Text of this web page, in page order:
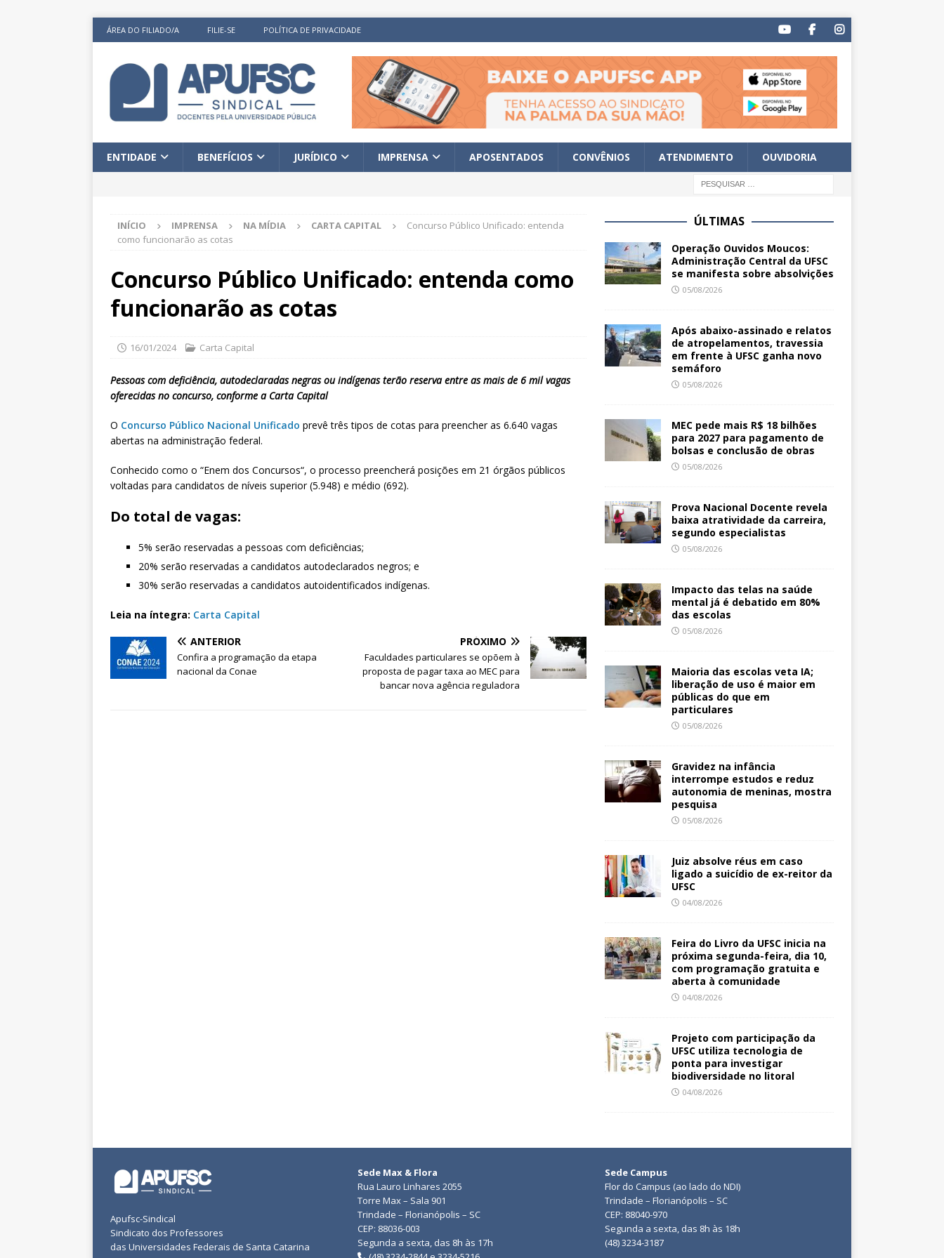
ÁREA DO FILIADO/A FILIE-SE POLÍTICA DE PRIVACIDADE
ENTIDADE BENEFÍCIOS JURÍDICO IMPRENSA APOSENTADOS CONVÊNIOS ATENDIMENTO OUVIDORIA
INÍCIO IMPRENSA NA MÍDIA CARTA CAPITAL
Concurso Público Unificado: entenda
como funcionarão as cotas
Concurso Público Unificado: entenda como
funcionarão as cotas
16/01/2024 Carta Capital
Pessoas com deficiência, autodeclaradas negras ou indígenas terão reserva entre as mais de 6 mil vagas
oferecidas no concurso, conforme a Carta Capital
O Concurso Público Nacional Unificado prevê três tipos de cotas para preencher as 6.640 vagas
abertas na administração federal.
Conhecido como o “Enem dos Concursos“, o processo preencherá posições em 21 órgãos públicos
voltadas para candidatos de níveis superior (5.948) e médio (692).
Do total de vagas:
5% serão reservadas a pessoas com deficiências;
20% serão reservadas a candidatos autodeclarados negros; e
30% serão reservadas a candidatos autoidentificados indígenas.
Leia na íntegra: Carta Capital
ANTERIOR
Confira a programação da etapa
nacional da Conae
PRÓXIMO
Faculdades particulares se opõem à
proposta de pagar taxa ao MEC para
bancar nova agência reguladora
ÚLTIMAS
Operação Ouvidos Moucos:
Administração Central da UFSC
se manifesta sobre absolvições
05/08/2026
Após abaixo-assinado e relatos
de atropelamentos, travessia
em frente à UFSC ganha novo
semáforo
05/08/2026
MEC pede mais R$ 18 bilhões
para 2027 para pagamento de
bolsas e conclusão de obras
05/08/2026
Prova Nacional Docente revela
baixa atratividade da carreira,
segundo especialistas
05/08/2026
Impacto das telas na saúde
mental já é debatido em 80%
das escolas
05/08/2026
Maioria das escolas veta IA;
liberação de uso é maior em
públicas do que em
particulares
05/08/2026
Gravidez na infância
interrompe estudos e reduz
autonomia de meninas, mostra
pesquisa
05/08/2026
Juiz absolve réus em caso
ligado a suicídio de ex-reitor da
UFSC
04/08/2026
Feira do Livro da UFSC inicia na
próxima segunda-feira, dia 10,
com programação gratuita e
aberta à comunidade
04/08/2026
Projeto com participação da
UFSC utiliza tecnologia de
ponta para investigar
biodiversidade no litoral
04/08/2026
Apufsc-Sindical
Sindicato dos Professores
das Universidades Federais de Santa Catarina
Sede Max & Flora
Rua Lauro Linhares 2055
Torre Max – Sala 901
Trindade – Florianópolis – SC
CEP: 88036-003
Segunda a sexta, das 8h às 17h
Sede Campus
Flor do Campus (ao lado do NDI)
Trindade – Florianópolis – SC
CEP: 88040-970
Segunda a sexta, das 8h às 18h
(48) 3234-3187